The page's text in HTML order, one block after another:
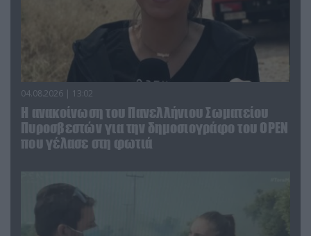
04.08.2026 | 13:02
Η ανακοίνωση του Πανελλήνιου Σωματείου
Πυροσβεστών για την δημοσιογράφο του OPEN
που γέλασε στη φωτιά